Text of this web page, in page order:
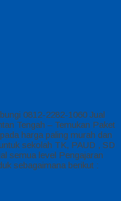
0812-2282-1060 Jual
Tengah – Temukan Paket
harga paling murah dan
sekolah TK, PAUD , SD
semua level Pengajaran
sebagaimana berikut :